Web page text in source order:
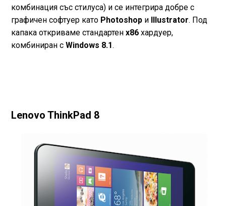
комбинация със стилуса) и се интегрира добре с
графичен софтуер като Photoshopи Illustrator. Под
капака откриваме стандартен x86хардуер,
комбиниран с Windows 8.1.
Lenovo ThinkPad 8